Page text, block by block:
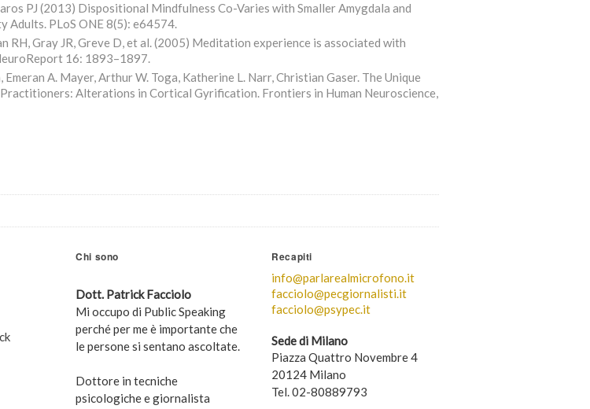
PJ (2013) Dispositional Mindfulness Co-Varies with Smaller Amygdala and
Adults. PLoS ONE 8(5): e64574.
RH, Gray JR, Greve D, et al. (2005) Meditation experience is associated with
16: 1893–1897.
A. Mayer, Arthur W. Toga, Katherine L. Narr, Christian Gaser. The Unique
Alterations in Cortical Gyrification. Frontiers in Human Neuroscience,
Chi sono
Dott. Patrick Facciolo
Mi occupo di Public Speaking
perché per me è importante che
le persone si sentano ascoltate.
Dottore in tecniche
psicologiche e giornalista
Recapiti
info@parlarealmicrofono.it
facciolo@pecgiornalisti.it
facciolo@psypec.it
Sede di Milano
Piazza Quattro Novembre 4
20124 Milano
Tel. 02-80889793